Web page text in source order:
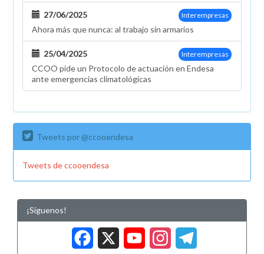
Interempresas
27/06/2025
Ahora más que nunca: al trabajo sin armarios
Interempresas
25/04/2025
CCOO pide un Protocolo de actuación en Endesa
ante emergencias climatológicas
Tweets por @ccooendesa
Tweets de ccooendesa
¡Síguenos!
Facebook
X